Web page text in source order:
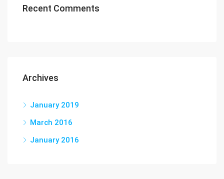
Recent Comments
Archives
January 2019
March 2016
January 2016